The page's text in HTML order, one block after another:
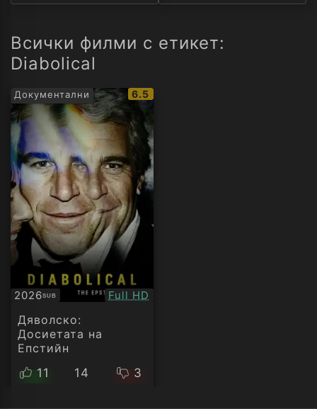
Всички филми с етикет:
Diabolical
Документални
IMDb
рейтинг:
6.5
2026SUB
Субтитри Качество:
Full HD
Дяволско:
Досиетата на
Епстийн
11
14 3